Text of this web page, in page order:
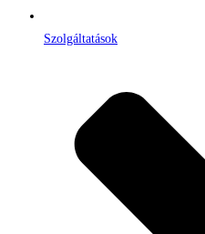
Szolgáltatások